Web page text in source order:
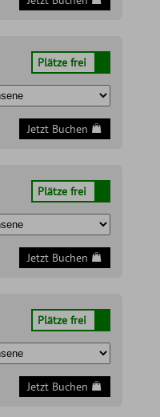
Plätze frei
Jetzt Buchen
Plätze frei
Jetzt Buchen
Plätze frei
Jetzt Buchen